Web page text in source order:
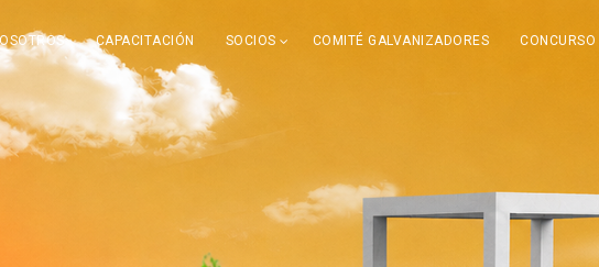
CAPACITACIÓN SOCIOS COMITÉ GALVANIZADORES CONCURSO